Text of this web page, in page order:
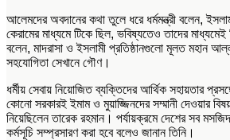
আলেমদের অবদানের কথা তুলে ধরে ধর্মমন্ত্রী বলেন,
কেরামের মাধ্যমে টিকে ছিল, ভবিষ্যতেও তাদের
বলেন, মাদরাসা ও ইসলামী প্রতিষ্ঠানগুলো মূলত মহান
সহযোগিতা সেখানে গৌণ।
ধর্মীয় সেবায় নিয়োজিত ব্যক্তিদের আর্থিক সহায়তার
কোনো সরকারই ইমাম ও মুয়াজ্জিনদের সম্মানী দেওয়ার
নিয়েছিলেন তারেক রহমান। পর্যায়ক্রমে দেশের সব
কর্মসূচি সম্প্রসারণ করা হবে বলেও জানান তিনি।